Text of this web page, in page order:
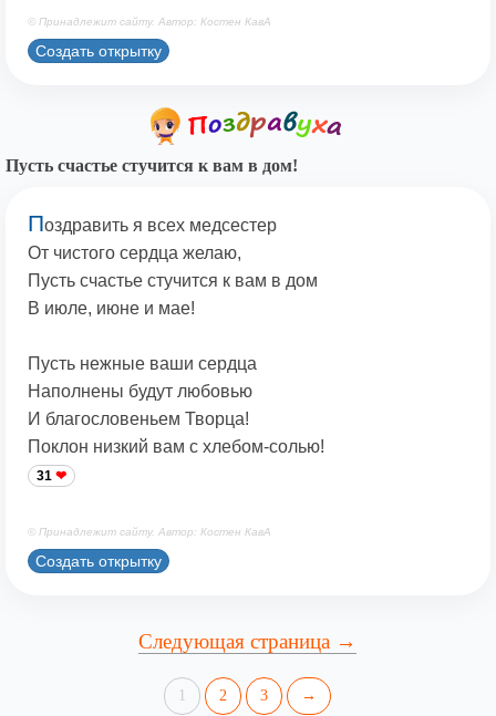
© Принадлежит сайту. Автор: Костен КавА
Создать открытку
Пусть счастье стучится к вам в дом!
Поздравить я всех медсестер
От чистого сердца желаю,
Пусть счастье стучится к вам в дом
В июле, июне и мае!
Пусть нежные ваши сердца
Наполнены будут любовью
И благословеньем Творца!
Поклон низкий вам с хлебом-солью!
31
© Принадлежит сайту. Автор: Костен КавА
Создать открытку
Следующая страница →
1 2 3 →